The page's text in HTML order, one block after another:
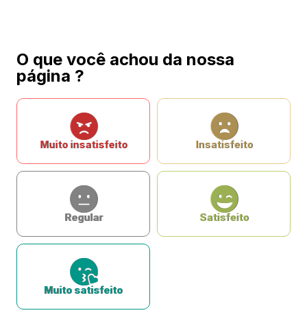
O que você achou da nossa
página ?
Muito insatisfeito Insatisfeito
Regular Satisfeito
Muito satisfeito